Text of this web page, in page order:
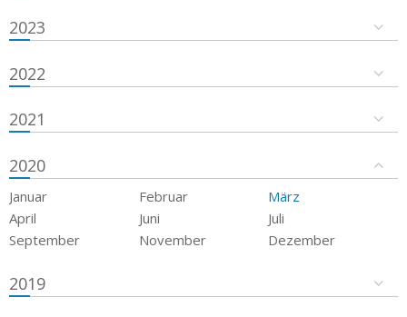
2023
2022
2021
2020
Januar Februar
März
April
Juni
Juli
September
November Dezember
2019